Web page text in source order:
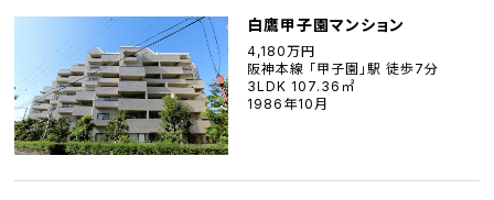
白鷹甲子園マンション
4,180万円
阪神本線 「甲子園」駅 徒歩7分
3LDK 107.36㎡
1986年10月